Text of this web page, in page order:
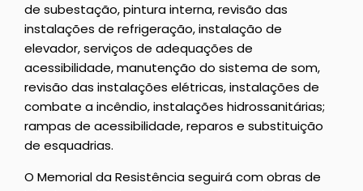
de subestação, pintura interna, revisão das
instalações de refrigeração, instalação de
elevador, serviços de adequações de
acessibilidade, manutenção do sistema de som,
revisão das instalações elétricas, instalações de
combate a incêndio, instalações hidrossanitárias;
rampas de acessibilidade, reparos e substituição
de esquadrias.
O Memorial da Resistência seguirá com obras de